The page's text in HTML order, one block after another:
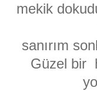
mekik
sanırım
Güzel bir